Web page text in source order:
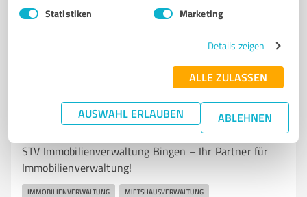
Statistiken Marketing
Details zeigen
ALLE ZULASSEN
AUSWAHL ERLAUBEN ABLEHNEN
Immobilienvermittlung
STV Immobilienverwaltung Bingen
STV Immobilienverwaltung Bingen – Ihr Partner für
Immobilienverwaltung!
IMMOBILIENVERWALTUNG MIETSHAUSVERWALTUNG